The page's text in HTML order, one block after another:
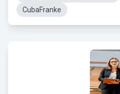
CubaFranke